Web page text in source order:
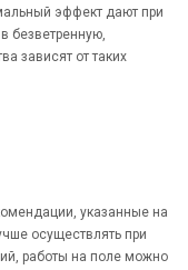
эффект дают при
безветренную,
зависят от таких
указанные на
осуществлять при
работы на поле можно